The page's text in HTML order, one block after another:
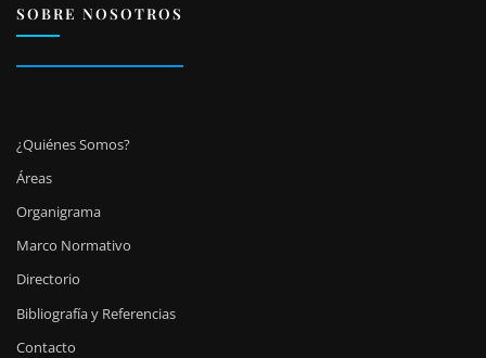
SOBRE NOSOTROS
¿Quiénes Somos?
Áreas
Organigrama
Marco Normativo
Directorio
Bibliografía y Referencias
Contacto